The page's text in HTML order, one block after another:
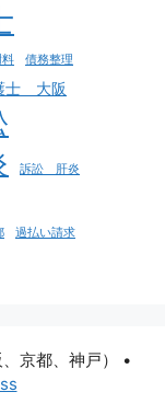
料 債務整理
士 大阪
訴訟 肝炎
過払い請求
京都、神戸）
•